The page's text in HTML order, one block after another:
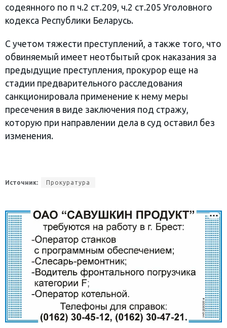
содеянного по п ч.2 ст.209, ч.2 ст.205 Уголовного
кодекса Республики Беларусь.
С учетом тяжести преступлений, а также того, что
обвиняемый имеет неотбытый срок наказания за
предыдущие преступления, прокурор еще на
стадии предварительного расследования
санкционировала применение к нему меры
пресечения в виде заключения под стражу,
которую при направлении дела в суд оставил без
изменения.
Источник: Прокуратура